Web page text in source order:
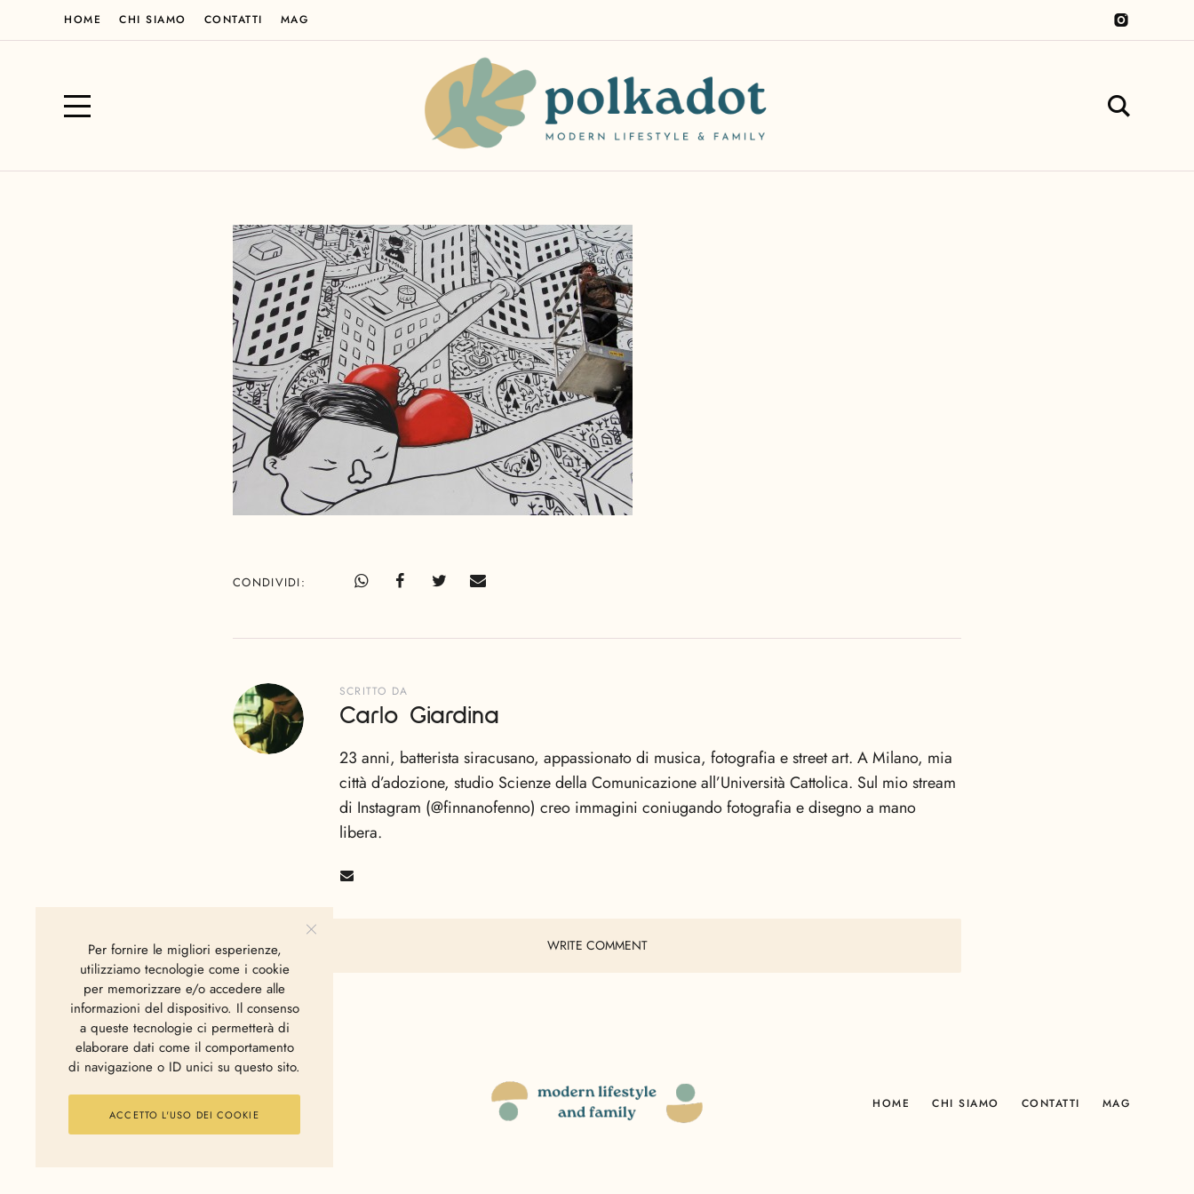
HOME CHI SIAMO CONTATTI MAG
CONDIVIDI
SCRITTO DA
Carlo Giardina
23 anni, batterista siracusano, appassionato di musica, fotografia e street art. A Milano, mia
città d’adozione, studio Scienze della Comunicazione all’Università Cattolica. Sul mio stream
di Instagram (@finnanofenno) creo immagini coniugando fotografia e disegno a mano
libera.
WRITE COMMENT
2006 - 2025 © Polkadot
HOME CHI SIAMO CONTATTI MAG
Per fornire le migliori esperienze,
utilizziamo tecnologie come i cookie
per memorizzare e/o accedere alle
informazioni del dispositivo. Il consenso
a queste tecnologie ci permetterà di
elaborare dati come il comportamento
di navigazione o ID unici su questo sito.
ACCETTO L'USO DEI COOKIE